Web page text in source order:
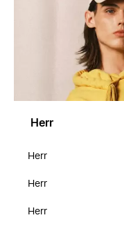
Herr
Herr
Herr
Herr